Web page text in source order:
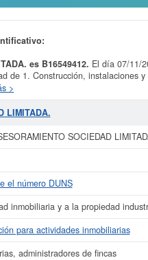
es B16549412. El día 07/11/
de 1. Construcción, instalaciones
inmobiliarias.5. Industrias
dentro de la categoría CNAE
SOCIEDAD LIMITADA.
a algunas subvenciones.
Y ASESORAMIENTO
SOCIEDAD
cuentas de resultados disponibles.
se ha realizado el 20/07/2026.
>
LIMITADA.
SOCIEDAD
el número DUNS
inmobiliaria y a la propiedad
para actividades inmobiliarias
administradores de fincas